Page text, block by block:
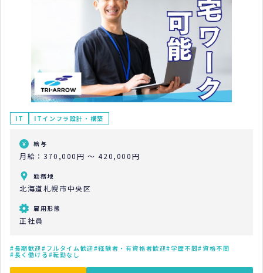
IT ITインフラ設計・構築
給与
月給：370,000円 ～ 420,000円
勤務地
北海道札幌市中央区
雇用形態
正社員
長期歓迎 フルタイム歓迎 経験者・有資格者歓迎 学歴不問 資格不問
長く働ける 転勤なし